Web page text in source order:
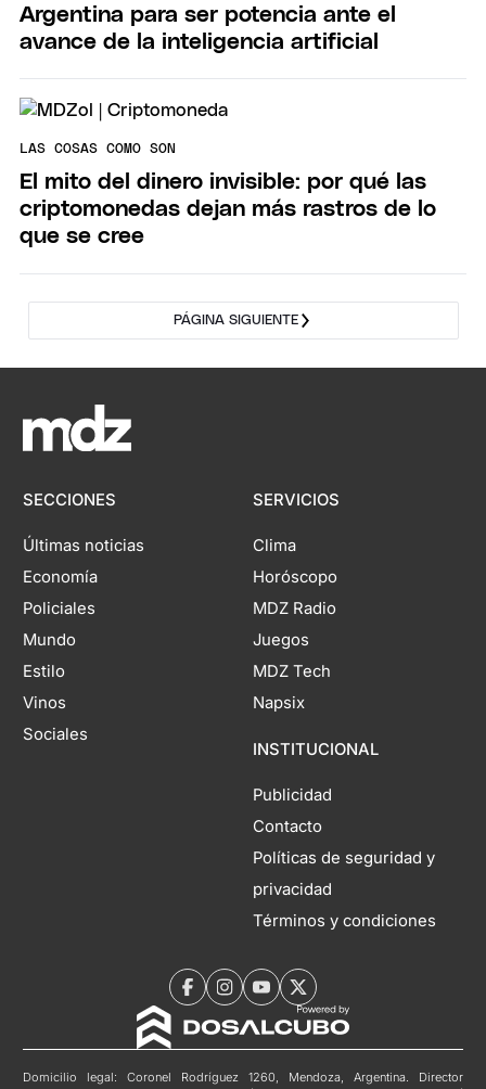
Argentina para ser potencia ante el
avance de la inteligencia artificial
LAS COSAS COMO SON
El mito del dinero invisible: por qué las
criptomonedas dejan más rastros de lo
que se cree
PÁGINA SIGUIENTE
SECCIONES
Últimas noticias
Economía
Policiales
Mundo
Estilo
Vinos
Sociales
SERVICIOS
Clima
Horóscopo
MDZ Radio
Juegos
MDZ Tech
Napsix
INSTITUCIONAL
Publicidad
Contacto
Políticas de seguridad y
privacidad
Términos y condiciones
Domicilio legal: Coronel Rodríguez 1260, Mendoza, Argentina. Director